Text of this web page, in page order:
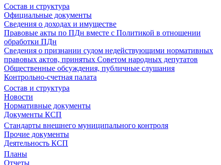
Состав и структура
Официальные документы
Сведения о доходах и имуществе
Правовые акты по ПДн вместе с Политикой в отношении
обработки ПДн
Сведения о признании судом недействующими нормативных
правовых актов, принятых Советом народных депутатов
Общественные обсуждения, публичные слушания
Контрольно-счетная палата
Состав и структура
Новости
Нормативные документы
Документы КСП
Стандарты внешнего муниципального контроля
Прочие документы
Деятельность КСП
Планы
Отчеты